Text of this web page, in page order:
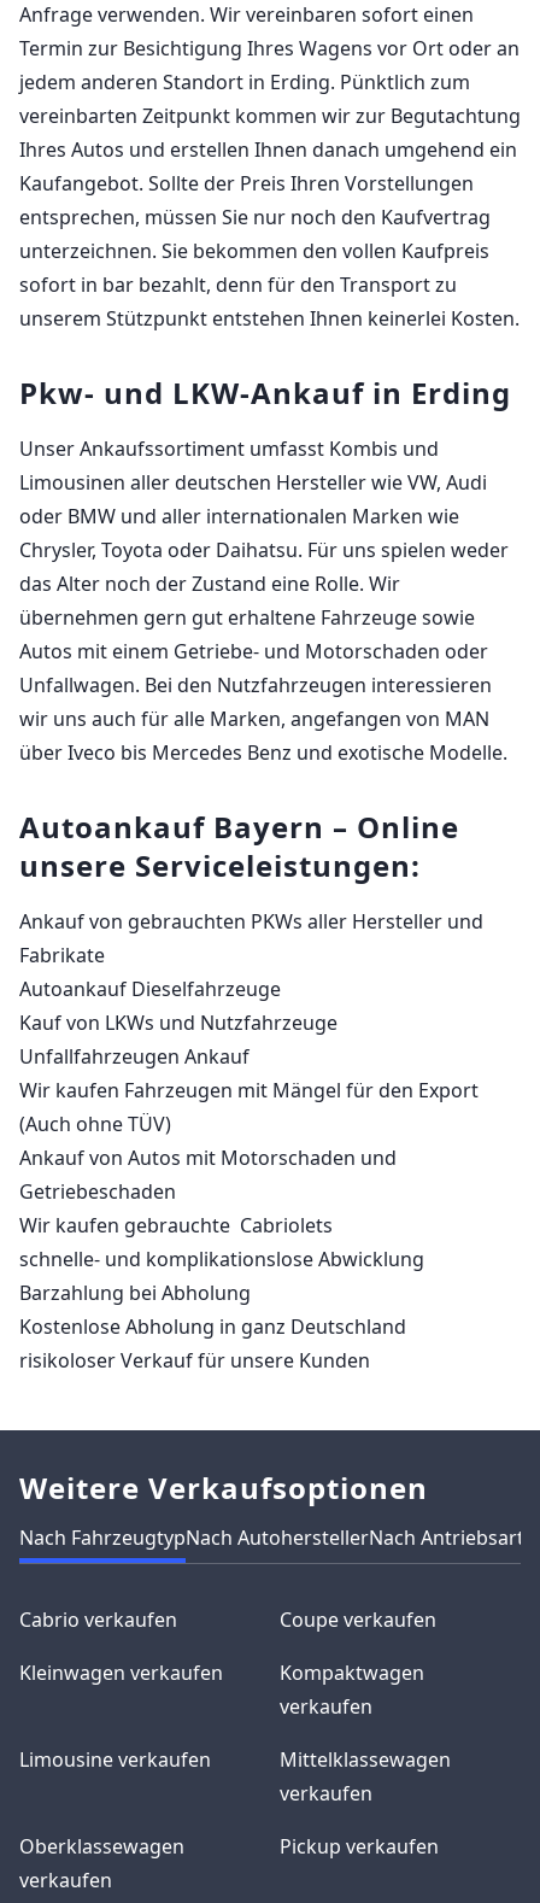
Anfrage verwenden. Wir vereinbaren sofort einen
Termin zur Besichtigung Ihres Wagens vor Ort oder an
jedem anderen Standort in Erding. Pünktlich zum
vereinbarten Zeitpunkt kommen wir zur Begutachtung
Ihres Autos und erstellen Ihnen danach umgehend ein
Kaufangebot. Sollte der Preis Ihren Vorstellungen
entsprechen, müssen Sie nur noch den Kaufvertrag
unterzeichnen. Sie bekommen den vollen Kaufpreis
sofort in bar bezahlt, denn für den Transport zu
unserem Stützpunkt entstehen Ihnen keinerlei Kosten.
Pkw- und LKW-Ankauf in Erding
Unser Ankaufssortiment umfasst Kombis und
Limousinen aller deutschen Hersteller wie VW, Audi
oder BMW und aller internationalen Marken wie
Chrysler, Toyota oder Daihatsu. Für uns spielen weder
das Alter noch der Zustand eine Rolle. Wir
übernehmen gern gut erhaltene Fahrzeuge sowie
Autos mit einem Getriebe- und Motorschaden oder
Unfallwagen. Bei den Nutzfahrzeugen interessieren
wir uns auch für alle Marken, angefangen von MAN
über Iveco bis Mercedes Benz und exotische Modelle.
Autoankauf Bayern – Online
unsere Serviceleistungen:
Ankauf von gebrauchten PKWs aller Hersteller und
Fabrikate
Autoankauf Dieselfahrzeuge
Kauf von LKWs und Nutzfahrzeuge
Unfallfahrzeugen Ankauf
Wir kaufen Fahrzeugen mit Mängel für den Export
(Auch ohne TÜV)
Ankauf von Autos mit Motorschaden und
Getriebeschaden
Wir kaufen gebrauchte Cabriolets
schnelle- und komplikationslose Abwicklung
Barzahlung bei Abholung
Kostenlose Abholung in ganz Deutschland
risikoloser Verkauf für unsere Kunden
Weitere Verkaufsoptionen
Nach FahrzeugtypNach AutoherstellerNach Antriebsart
Cabrio verkaufen
Coupe verkaufen
Kleinwagen verkaufen
Kompaktwagen
verkaufen
Limousine verkaufen
Mittelklassewagen
verkaufen
Oberklassewagen
verkaufen
Pickup verkaufen